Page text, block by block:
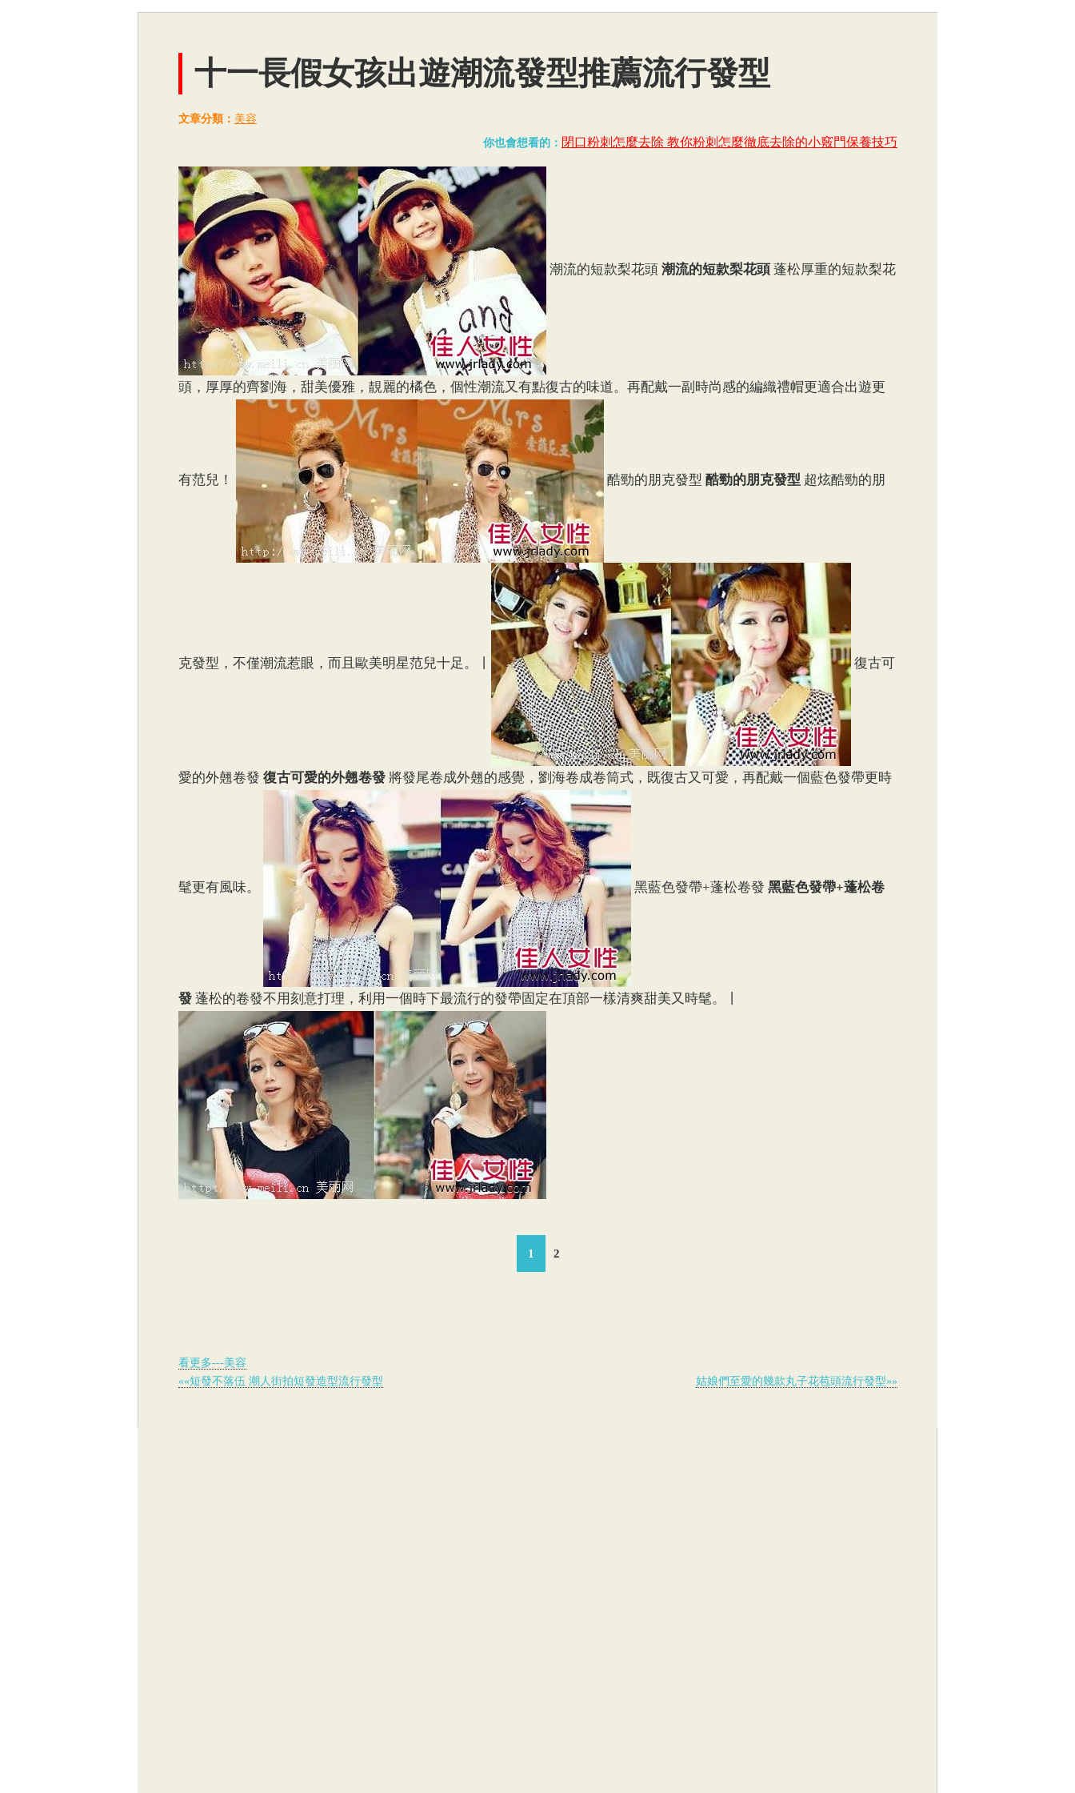
十一長假女孩出遊潮流發型推薦流行發型
文章分類： 美容
你也會想看的： 閉口粉刺怎麼去除 教你粉刺怎麼徹底去除的小竅門保養技巧
潮流的短款梨花頭 潮流的短款梨花頭蓬松厚重的短款梨花
頭，厚厚的齊劉海，甜美優雅，靚麗的橘色，個性潮流又有點復古的味道。再配戴一副時尚感的編織禮帽更適合出遊更
有范兒！ 酷勁的朋克發型 酷勁的朋克發型 超炫酷勁的朋
克發型，不僅潮流惹眼，而且歐美明星范兒十足。丨 復古可
愛的外翹卷發 復古可愛的外翹卷發將發尾卷成外翹的感覺，劉海卷成卷筒式，既復古又可愛，再配戴一個藍色發帶更時
髦更有風味。 黑藍色發帶+蓬松卷發 黑藍色發帶+蓬松卷
發蓬松的卷發不用刻意打理，利用一個時下最流行的發帶固定在頂部一樣清爽甜美又時髦。丨
1 2
看更多---美容
««短發不落伍 潮人街拍短發造型流行發型
姑娘們至愛的幾款丸子花苞頭流行發型»»